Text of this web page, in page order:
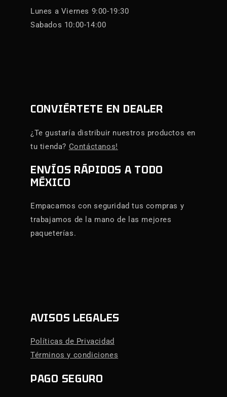
Lunes a Viernes 9:00-19:30
Sabados 10:00-14:00
CONVIÉRTETE EN DEALER
¿Te gustaría distribuir nuestros productos en
tu tienda? Contáctanos!
ENVÍOS RÁPIDOS A TODO
MÉXICO
Empacamos con seguridad tus compras y
trabajamos de la mano de las mejores
paqueterías.
AVISOS LEGALES
Políticas de Privacidad
Términos y condiciones
PAGO SEGURO